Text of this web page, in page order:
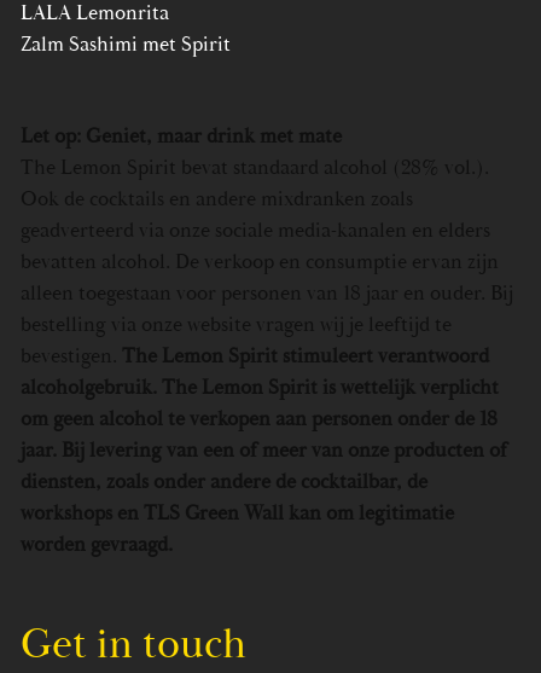
LALA Lemonrita
Zalm Sashimi met Spirit
Get in touch
Let op: Geniet, maar drink met mate
The Lemon Spirit bevat standaard alcohol (28% vol.).
Ook de cocktails en andere mixdranken zoals
geadverteerd via onze sociale media-kanalen en elders
bevatten alcohol. De verkoop en consumptie ervan zijn
alleen toegestaan voor personen van 18 jaar en ouder. Bij
bestelling via onze website vragen wij je leeftijd te
bevestigen. The Lemon Spirit stimuleert verantwoord
alcoholgebruik. The Lemon Spirit is wettelijk verplicht
om geen alcohol te verkopen aan personen onder de 18
jaar. Bij levering van een of meer van onze producten of
diensten, zoals onder andere de cocktailbar, de
workshops en TLS Green Wall kan om legitimatie
worden gevraagd.